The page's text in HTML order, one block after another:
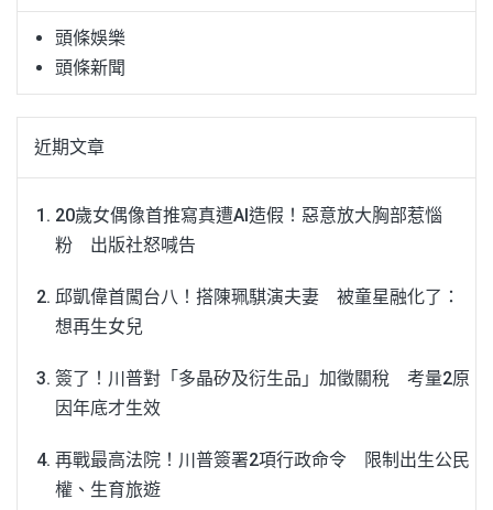
頭條娛樂
頭條新聞
近期文章
20歲女偶像首推寫真遭AI造假！惡意放大胸部惹惱
粉 出版社怒喊告
邱凱偉首闖台八！搭陳珮騏演夫妻 被童星融化了：
想再生女兒
簽了！川普對「多晶矽及衍生品」加徵關稅 考量2原
因年底才生效
再戰最高法院！川普簽署2項行政命令 限制出生公民
權、生育旅遊